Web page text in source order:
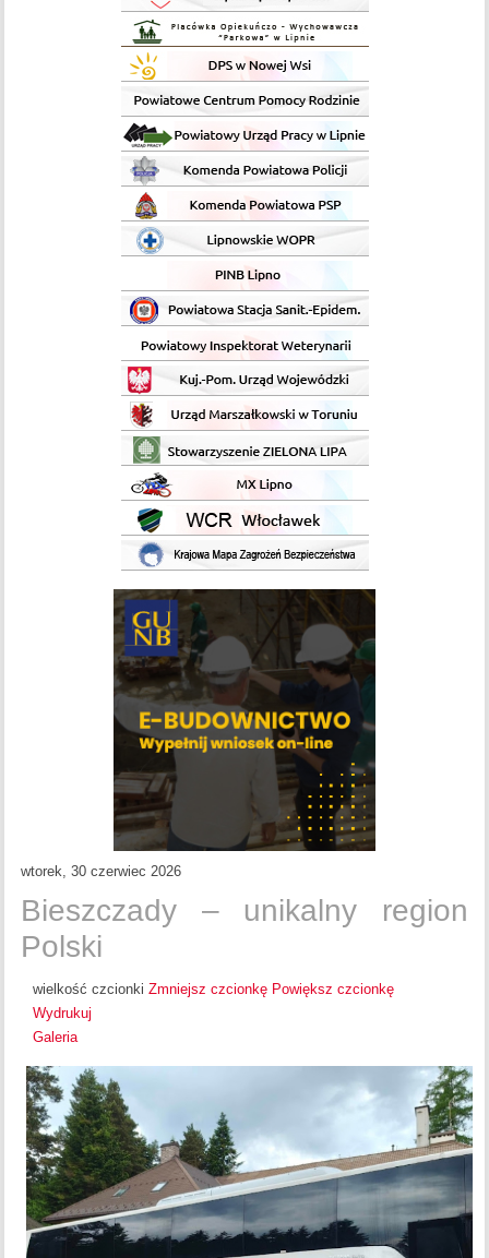
wtorek, 30 czerwiec 2026
Bieszczady – unikalny region
Polski
wielkość czcionki Zmniejsz czcionkę Powiększ czcionkę
Wydrukuj
Galeria